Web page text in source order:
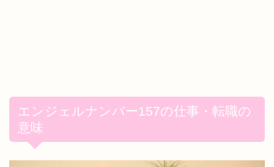
エンジェルナンバー157の仕事・転職の
意味